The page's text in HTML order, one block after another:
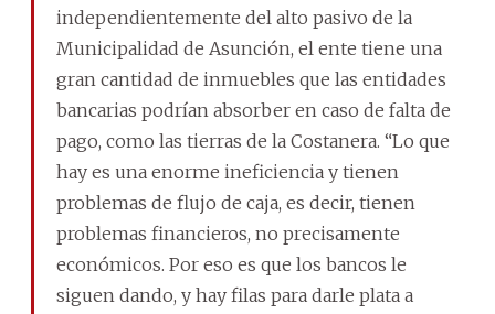
independientemente del alto pasivo de la
Municipalidad de Asunción, el ente tiene una
gran cantidad de inmuebles que las entidades
bancarias podrían absorber en caso de falta de
pago, como las tierras de la Costanera. “Lo que
hay es una enorme ineficiencia y tienen
problemas de flujo de caja, es decir, tienen
problemas financieros, no precisamente
económicos. Por eso es que los bancos le
siguen dando, y hay filas para darle plata a